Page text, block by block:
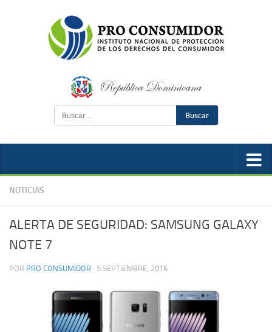
Buscar
NOTICIAS
ALERTA DE SEGURIDAD: SAMSUNG GALAXY
NOTE 7
POR PRO CONSUMIDOR · 5 SEPTIEMBRE, 2016